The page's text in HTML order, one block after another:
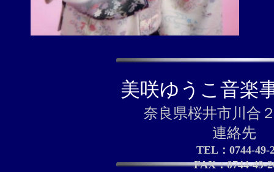
美咲ゆうこ音楽
奈良県桜井市川合２
連絡先
TEL：0744-49-
FAX：0744-49-